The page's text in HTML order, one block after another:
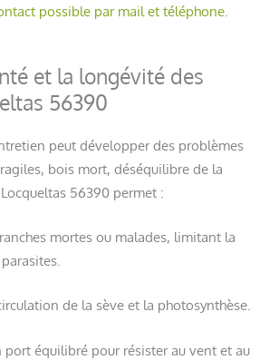
possible par mail et téléphone.
et la longévité des
56390
peut développer des problèmes
bois mort, déséquilibre de la
56390 permet :
mortes ou malades, limitant la
de la sève et la photosynthèse.
port équilibré pour résister au vent et au